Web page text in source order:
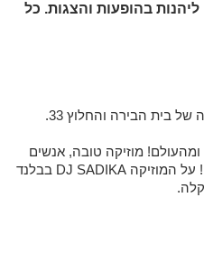
בהופעות והצגות. כל
בית הבירה והחלוץ 33 .
מוזיקה טובה, אנשים
! על המוזיקה
DJ SADIKA בבלנד
קלה.